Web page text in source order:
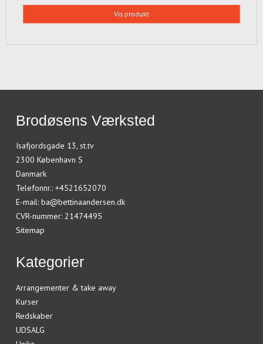
Vis produkt
Brodøsens Værksted
Isafjordsgade 13, st.tv
2300 København S
Danmark
Telefonnr.: +4521652070
E-mail: ba@bettinaandersen.dk
CVR-nummer: 21474495
Sitemap
Kategorier
Arrangementer & take away
Kurser
Redskaber
UDSALG